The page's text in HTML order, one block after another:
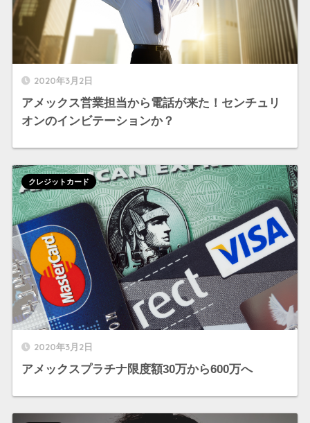
2020年3月2日
アメックス営業担当から電話が来た！センチュリ
オンのインビテーションか？
2020年3月2日
アメックスプラチナ限度額30万から600万へ
クレジットカード